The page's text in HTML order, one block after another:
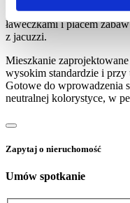
zagospodarowane
ławeczkami i placem
z jacuzzi.
Mieszkanie
wysokim standardzie i
Gotowe do wprowadzenia
neutralnej kolorystyce, w
Zapytaj o nieruchomość
Umów spotkanie